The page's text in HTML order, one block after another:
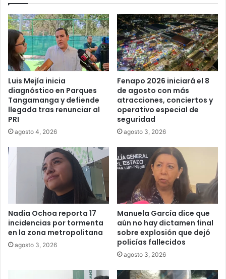
Luis Mejía inicia
diagnóstico en Parques
Tangamanga y defiende
llegada tras renunciar al
PRI
agosto 4, 2026
Fenapo 2026 iniciará el 8
de agosto con más
atracciones, conciertos y
operativo especial de
seguridad
agosto 3, 2026
Nadia Ochoa reporta 17
incidencias por tormenta
en la zona metropolitana
agosto 3, 2026
Manuela García dice que
aún no hay dictamen final
sobre explosión que dejó
policías fallecidos
agosto 3, 2026